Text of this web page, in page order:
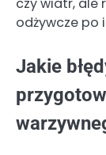
czy wiatr, ale
odżywcze po
Jakie